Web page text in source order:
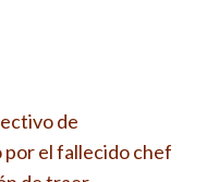
de
el fallecido chef